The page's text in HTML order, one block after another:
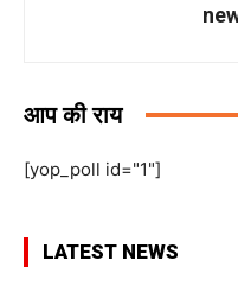
आप की राय
[yop_poll id="1"]
LATEST NEWS